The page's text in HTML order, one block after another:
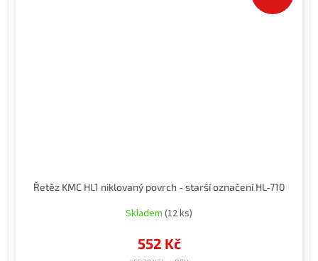
Řetěz KMC HL1 niklovaný povrch - starší označení HL-710
Skladem (12 ks)
552 Kč